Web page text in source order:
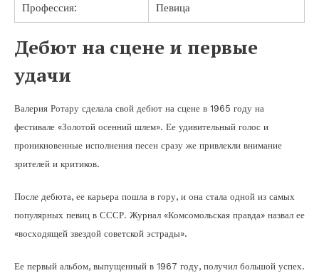
Профессия: Певица
Дебют на сцене и первые
удачи
Валерия Ротару сделала свой дебют на сцене в 1965 году на
фестивале «Золотой осенний шлем». Ее удивительный голос и
проникновенные исполнения песен сразу же привлекли внимание
зрителей и критиков.
После дебюта, ее карьера пошла в гору, и она стала одной из самых
популярных певиц в СССР. Журнал «Комсомольская правда» назвал ее
«восходящей звездой советской эстрады».
Ее первый альбом, выпущенный в 1967 году, получил большой успех.